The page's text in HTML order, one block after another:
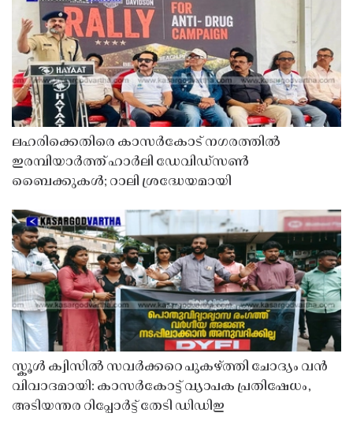
ലഹരിക്കെതിരെ കാസർകോട് നഗരത്തിൽ
ഇരമ്പിയാർത്ത് ഹാർലി ഡേവിഡ്‌സൺ
ബൈക്കുകൾ; റാലി ശ്രദ്ധേയമായി
സ്കൂൾ ക്വിസിൽ സവർക്കറെ പുകഴ്ത്തി ചോദ്യം വൻ
വിവാദമായി: കാസർകോട്ട് വ്യാപക പ്രതിഷേധം,
അടിയന്തര റിപ്പോർട്ട് തേടി ഡിഡിഇ